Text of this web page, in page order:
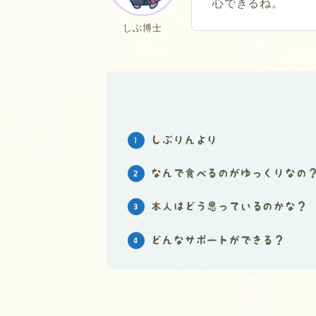
しぶ博士
しぶりんより
なんで食べるのがゆっくりなの
本人はどう思っているのかな？
どんなサポートができる？